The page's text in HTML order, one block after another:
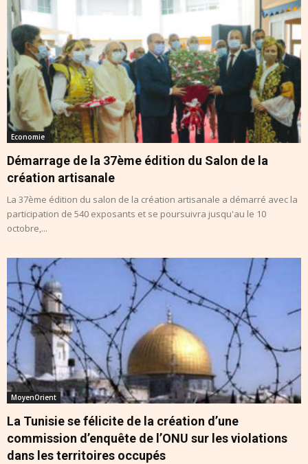
Economie
Démarrage de la 37ème édition du Salon de la
création artisanale
La 37ème édition du salon de la création artisanale a démarré avec la
participation de 540 exposants et se poursuivra jusqu'au le 10
octobre,...
MoyenOrient
La Tunisie se félicite de la création d’une
commission d’enquête de l’ONU sur les violations
dans les territoires occupés